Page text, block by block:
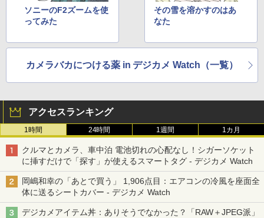
ソニーのF2ズームを使
ってみた
その雪を溶かすのはあ
なた
カメラバカにつける薬 in デジカメ Watch（一覧）
アクセスランキング
1時間 24時間 1週間 1カ月
クルマとカメラ、車中泊 電池切れの心配なし！シガーソケット
に挿すだけで「探す」が使えるスマートタグ - デジカメ Watch
岡嶋和幸の「あとで買う」 1,906点目：エアコンの冷風を座面全
体に送るシートカバー - デジカメ Watch
デジカメアイテム丼：ありそうでなかった？「RAW＋JPEG派」